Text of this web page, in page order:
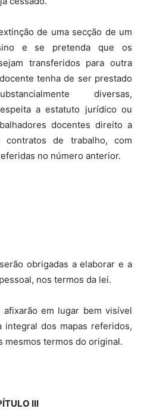
de uma secção de um
e se pretenda que os
transferidos para outra
tenha de ser prestado
diversas,
a estatuto jurídico ou
docentes direito a
contratos de trabalho, com
no número anterior.
obrigadas a elaborar e a
nos termos da lei.
em lugar bem visível
dos mapas referidos,
mesmos termos do original.
III